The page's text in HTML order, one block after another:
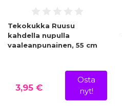
Tekokukka Ruusu
kahdella nupulla
vaaleanpunainen, 55 cm
3,95 €
Osta
nyt!